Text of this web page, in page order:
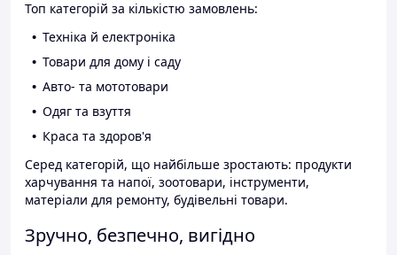
Топ категорій за кількістю замовлень:
Техніка й електроніка
Товари для дому і саду
Авто- та мототовари
Одяг та взуття
Краса та здоров'я
Серед категорій, що найбільше зростають: продукти
харчування та напої, зоотовари, інструменти,
матеріали для ремонту, будівельні товари.
Зручно, безпечно, вигідно